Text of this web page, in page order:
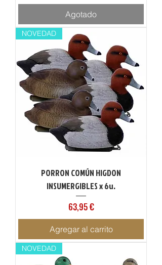
Agotado
NOVEDAD
PORRON COMÚN HIGDON
INSUMERGIBLES x 6u.
Precio
63,95 €
Agregar al carrito
NOVEDAD